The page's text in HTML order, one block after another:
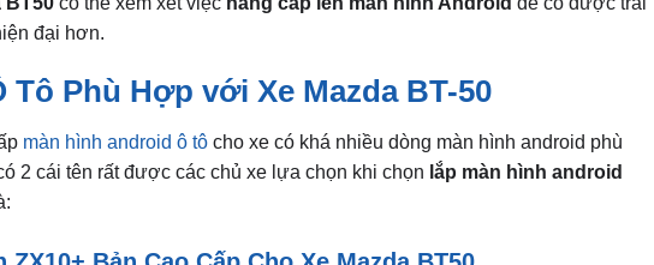
đại hơn.
Phù Hợp với Xe Mazda BT-50
màn hình android ô tôcho xe có khá nhiều dòng màn hình android phù
2 cái tên rất được các chủ xe lựa chọn khi chọn lắp màn hình android